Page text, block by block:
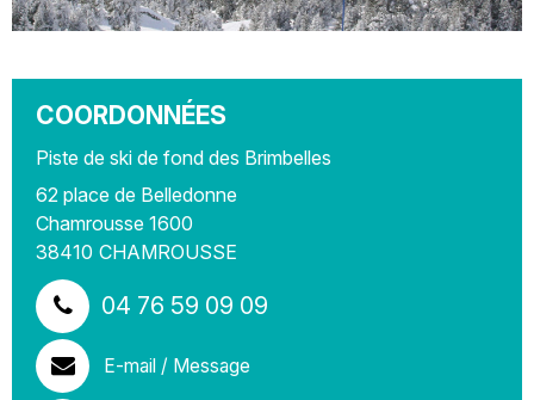
COORDONNÉES
Piste de ski de fond des Brimbelles
62 place de Belledonne
Chamrousse 1600
38410 CHAMROUSSE
04 76 59 09 09
E-mail / Message